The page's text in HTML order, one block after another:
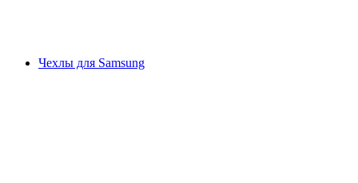
Чехлы для Samsung